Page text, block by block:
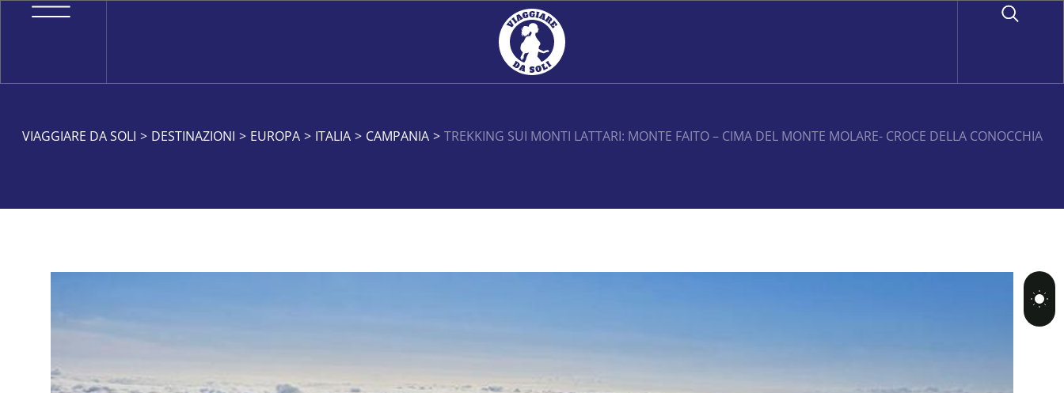
VIAGGIARE DA SOLI > DESTINAZIONI > EUROPA > ITALIA > CAMPANIA > TREKKING SUI MONTI LATTARI: MONTE FAITO – CIMA DEL MONTE MOLARE- CROCE DELLA CONOCCHIA